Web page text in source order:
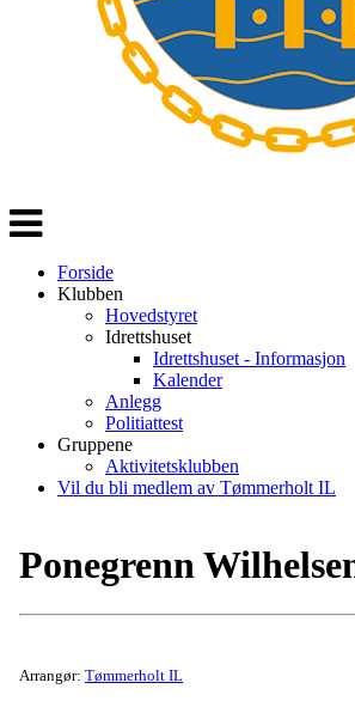
Veksle
navigasjon
Forside
Klubben
Hovedstyret
Idrettshuset
Idrettshuset - Informasjon
Kalender
Anlegg
Politiattest
Gruppene
Aktivitetsklubben
Vil du bli medlem av Tømmerholt IL
Ponegrenn
Arrangør: Tømmerholt IL